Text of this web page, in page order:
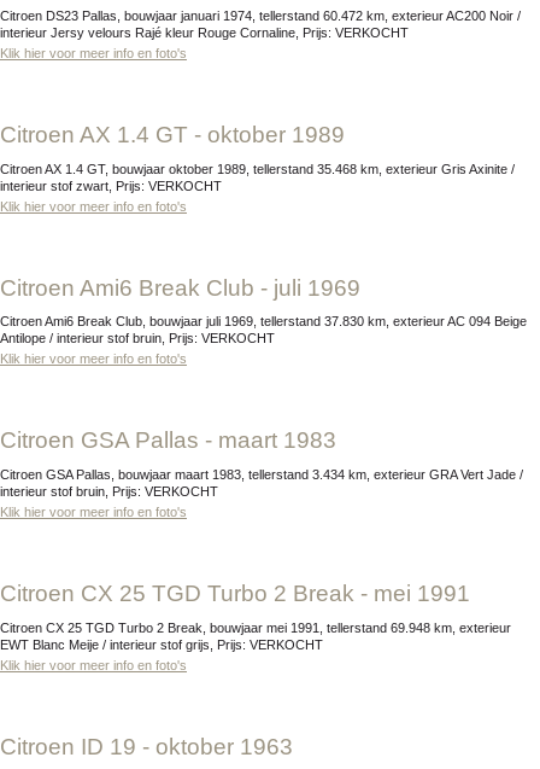
Citroen DS23 Pallas, bouwjaar januari 1974, tellerstand 60.472 km, exterieur AC200 Noir /
interieur Jersy velours Rajé kleur Rouge Cornaline, Prijs: VERKOCHT
Klik hier voor meer info en foto's
Citroen AX 1.4 GT - oktober 1989
Citroen AX 1.4 GT, bouwjaar oktober 1989, tellerstand 35.468 km, exterieur Gris Axinite /
interieur stof zwart, Prijs: VERKOCHT
Klik hier voor meer info en foto's
Citroen Ami6 Break Club - juli 1969
Citroen Ami6 Break Club, bouwjaar juli 1969, tellerstand 37.830 km, exterieur AC 094 Beige
Antilope / interieur stof bruin, Prijs: VERKOCHT
Klik hier voor meer info en foto's
Citroen GSA Pallas - maart 1983
Citroen GSA Pallas, bouwjaar maart 1983, tellerstand 3.434 km, exterieur GRA Vert Jade /
interieur stof bruin, Prijs: VERKOCHT
Klik hier voor meer info en foto's
Citroen CX 25 TGD Turbo 2 Break - mei 1991
Citroen CX 25 TGD Turbo 2 Break, bouwjaar mei 1991, tellerstand 69.948 km, exterieur
EWT Blanc Meije / interieur stof grijs, Prijs: VERKOCHT
Klik hier voor meer info en foto's
Citroen ID 19 - oktober 1963